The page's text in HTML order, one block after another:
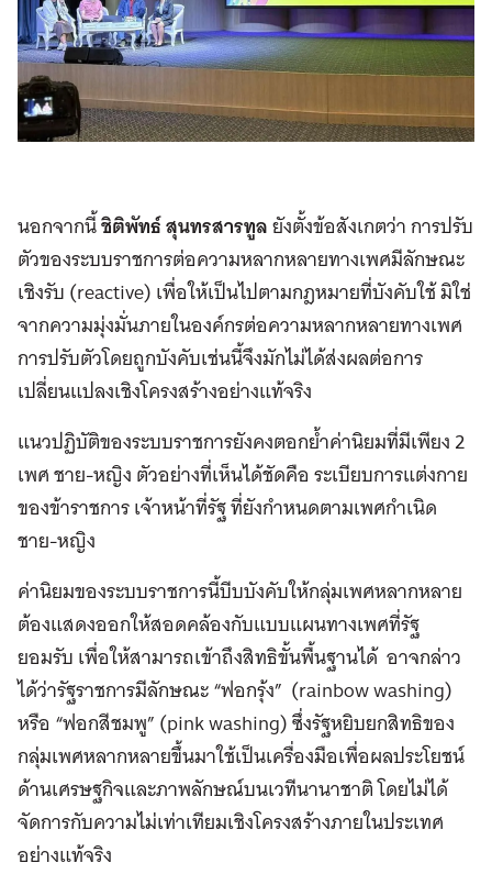
นอกจากนี้ชิติพัทธ์ สุนทรสารทูลยังตั้งข้อสังเกตว่า การปรับ
ตัวของระบบราชการต่อความหลากหลายทางเพศมีลักษณะ
เชิงรับ (reactive) เพื่อให้เป็นไปตามกฎหมายที่บังคับใช้ มิใช่
จากความมุ่งมั่นภายในองค์กรต่อความหลากหลายทางเพศ
การปรับตัวโดยถูกบังคับเช่นนี้จึงมักไม่ได้ส่งผลต่อการ
เปลี่ยนแปลงเชิงโครงสร้างอย่างแท้จริง
แนวปฏิบัติของระบบราชการยังคงตอกย้ำค่านิยมที่มีเพียง 2
เพศ ชาย-หญิง ตัวอย่างที่เห็นได้ชัดคือ ระเบียบการแต่งกาย
ของข้าราชการ เจ้าหน้าที่รัฐ ที่ยังกำหนดตามเพศกำเนิด
ชาย-หญิง
ค่านิยมของระบบราชการนี้บีบบังคับให้กลุ่มเพศหลากหลาย
ต้องแสดงออกให้สอดคล้องกับแบบแผนทางเพศที่รัฐ
ยอมรับ เพื่อให้สามารถเข้าถึงสิทธิขั้นพื้นฐานได้ อาจกล่าว
ได้ว่ารัฐราชการมีลักษณะ “ฟอกรุ้ง” (rainbow washing)
หรือ “ฟอกสีชมพู” (pink washing) ซึ่งรัฐหยิบยกสิทธิของ
กลุ่มเพศหลากหลายขึ้นมาใช้เป็นเครื่องมือเพื่อผลประโยชน์
ด้านเศรษฐกิจและภาพลักษณ์บนเวทีนานาชาติ โดยไม่ได้
จัดการกับความไม่เท่าเทียมเชิงโครงสร้างภายในประเทศ
อย่างแท้จริง